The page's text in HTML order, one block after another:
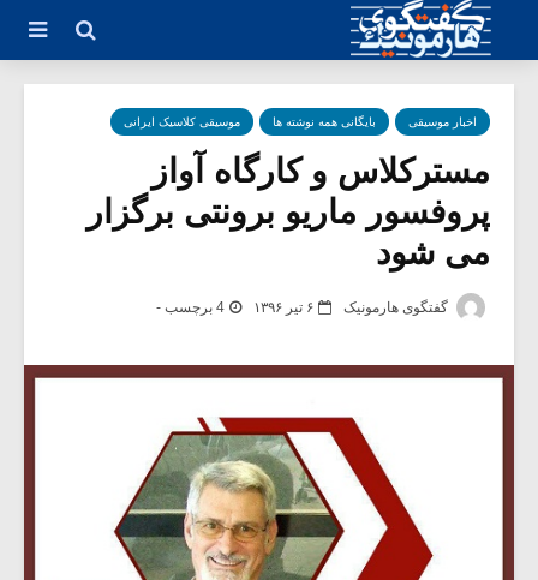
اخبار موسیقی بایگانی همه نوشته ها موسیقی کلاسیک ایرانی
مسترکلاس و کارگاه آواز
پروفسور ماریو برونتی برگزار
می شود
گفتگوی هارمونیک ۶ تیر ۱۳۹۶ 4 برچسب -